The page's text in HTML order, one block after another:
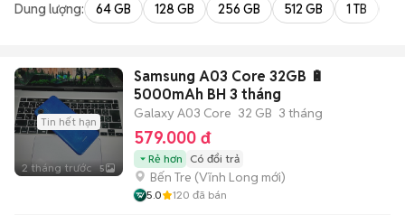
Dung lượng: 64 GB 128 GB 256 GB 512 GB 1 TB
Tin hết hạn
2 tháng trước 5
Samsung A03 Core 32GB 🔋
5000mAh BH 3 tháng
Galaxy A03 Core 32 GB 3 tháng
579.000 đ
Rẻ hơn Có đổi trả
Bến Tre (Vĩnh Long mới)
5.0 120 đã bán